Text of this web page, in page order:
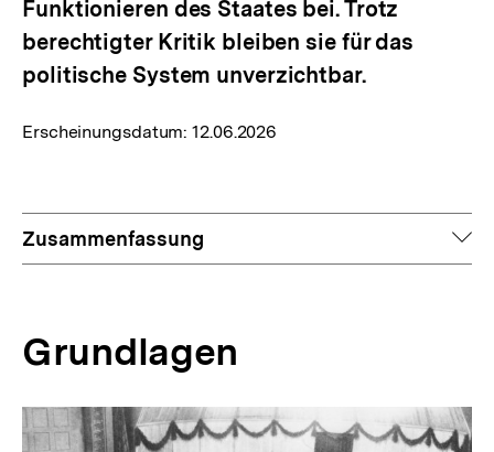
Funktionieren des Staates bei. Trotz
berechtigter Kritik bleiben sie für das
politische System unverzichtbar.
Erscheinungsdatum:12.06.2026
Zusammenfassung
Grundlagen
Inhaltskarussell
überspringen